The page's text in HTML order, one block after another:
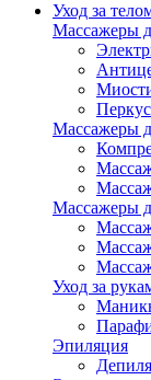
Уход за
Массажеры
Массажеры
Массажеры
Уход за
Эпиляция